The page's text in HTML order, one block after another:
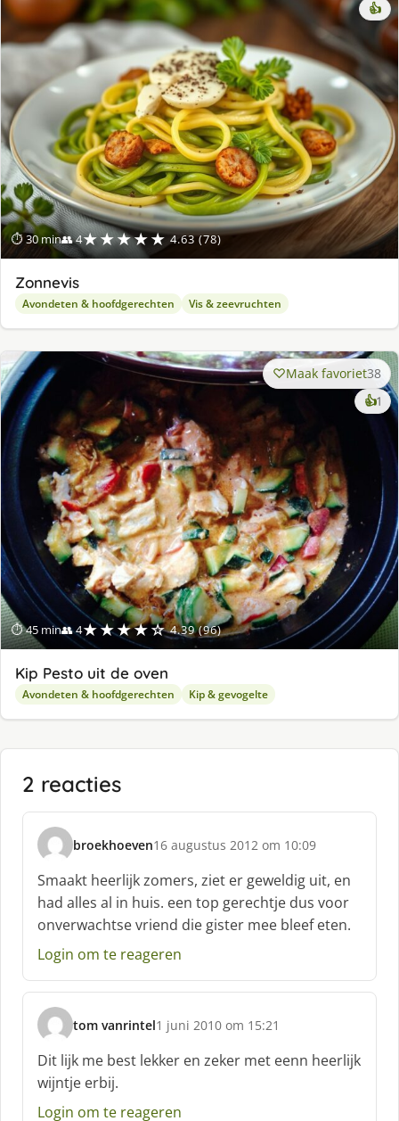
⏱ 30 min👥 4★★★★★ 4.63 (78)
👍
Zonnevis
Avondeten & hoofdgerechten Vis & zeevruchten
⏱ 45 min👥 4★★★★☆ 4.39 (96)
Maak favoriet38
👍1
Kip Pesto uit de oven
Avondeten & hoofdgerechten Kip & gevogelte
2 reacties
broekhoeven
s
c
h
r
e
e
:
16 augustus 2012 om 10:09
Smaakt heerlijk zomers, ziet er geweldig uit, en
had alles al in huis. een top gerechtje dus voor
onverwachtse vriend die gister mee bleef eten.
Login om te reageren
tom vanrintel
s
c
h
r
e
1 juni 2010 om 15:21
Dit lijk me best lekker en zeker met eenn heerlijk
wijntje erbij.
Login om te reageren